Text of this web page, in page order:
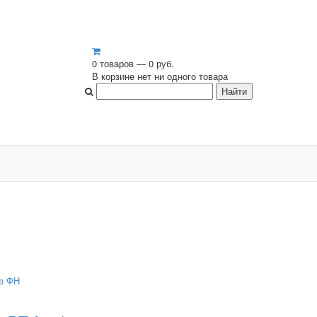
0 товаров — 0 руб.
В корзине нет ни одного товара